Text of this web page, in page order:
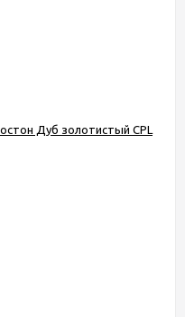
Дуб золотистый CPL